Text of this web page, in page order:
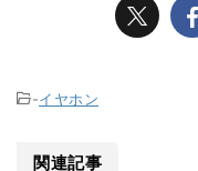
-イヤホン
関連記事